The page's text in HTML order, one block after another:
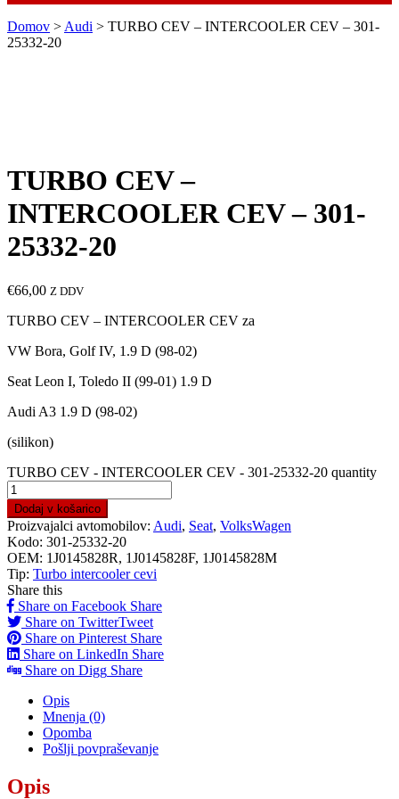
Domov > Audi > TURBO CEV – INTERCOOLER CEV – 301-
25332-20
TURBO CEV –
INTERCOOLER CEV – 301-
25332-20
€66,00 Z DDV
TURBO CEV – INTERCOOLER CEV za
VW Bora, Golf IV, 1.9 D (98-02)
Seat Leon I, Toledo II (99-01) 1.9 D
Audi A3 1.9 D (98-02)
(silikon)
TURBO CEV - INTERCOOLER CEV - 301-25332-20 quantity
Dodaj v košarico
Proizvajalci avtomobilov: Audi, Seat, VolksWagen
Kodo: 301-25332-20
OEM: 1J0145828R, 1J0145828F, 1J0145828M
Tip: Turbo intercooler cevi
Share this
Share on Facebook Share
Share on TwitterTweet
Share on Pinterest Share
Share on LinkedIn Share
Share on Digg Share
Opis
Mnenja (0)
Opomba
Pošlji povpraševanje
Opis